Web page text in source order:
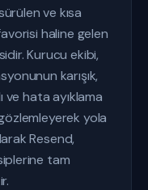
ve kısa
haline gelen
Kurucu ekibi,
karışık,
ve hata ayıklama
yola
Resend,
tam